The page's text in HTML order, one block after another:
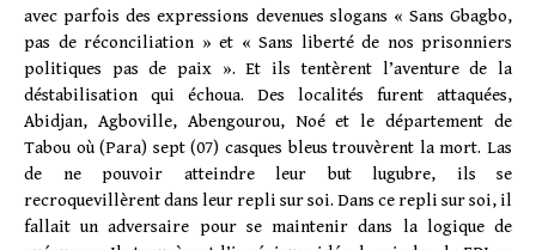
avec parfois des expressions devenues slogans « Sans Gbagbo,
pas de réconciliation » et « Sans liberté de nos prisonniers
politiques pas de paix ». Et ils tentèrent l’aventure de la
déstabilisation qui échoua. Des localités furent attaquées,
Abidjan, Agboville, Abengourou, Noé et le département de
Tabou où (Para) sept (07) casques bleus trouvèrent la mort. Las
de ne pouvoir atteindre leur but lugubre, ils se
recroquevillèrent dans leur repli sur soi. Dans ce repli sur soi, il
fallait un adversaire pour se maintenir dans la logique de